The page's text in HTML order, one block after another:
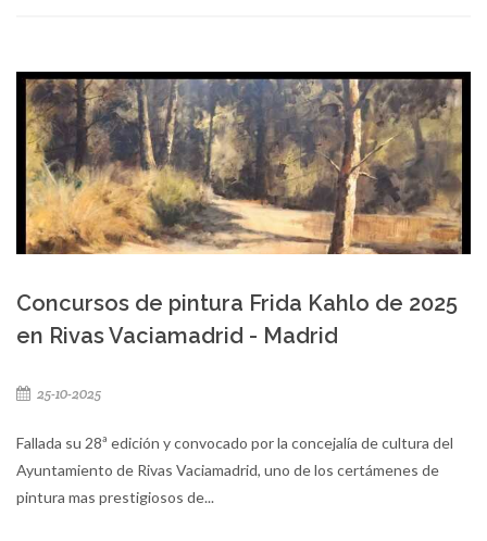
Concursos de pintura Frida Kahlo de 2025
en Rivas Vaciamadrid - Madrid
25-10-2025
Fallada su 28ª edición y convocado por la concejalía de cultura del
Ayuntamiento de Rivas Vaciamadrid, uno de los certámenes de
pintura mas prestigiosos de...